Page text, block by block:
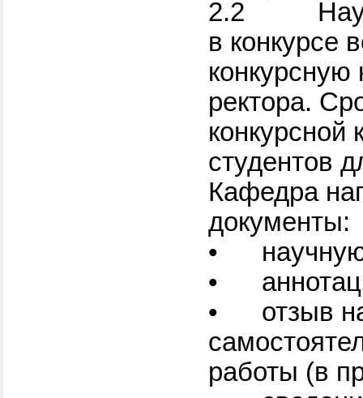
2.2
в конкурсе
ректора.
студентов
Кафедра
документы:
•
•
•
отзыв
работы (в